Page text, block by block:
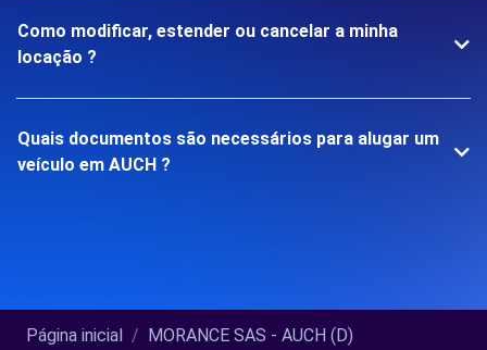
Como modificar, estender ou cancelar a minha
locação ?
Quais documentos são necessários para alugar um
veículo em AUCH ?
Página inicial MORANCE SAS - AUCH (D)